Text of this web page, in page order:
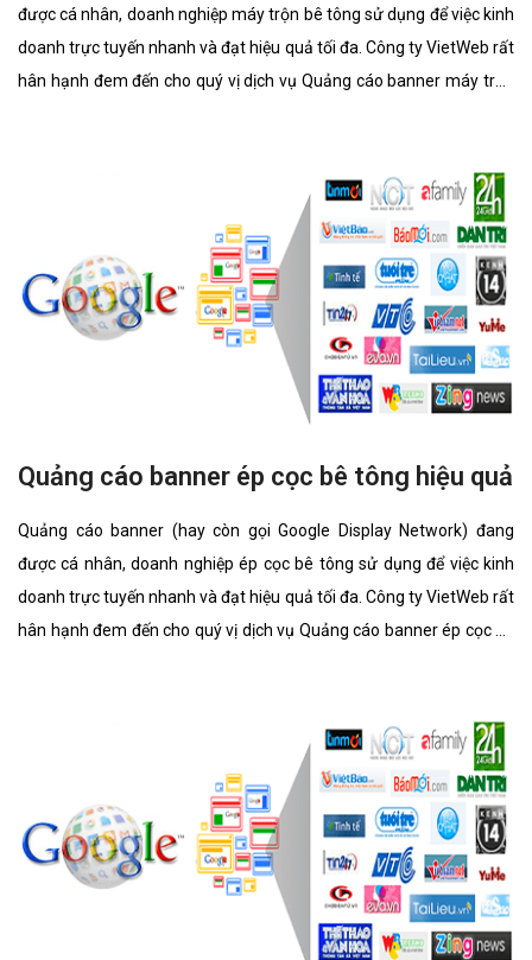
được cá nhân, doanh nghiệp máy trộn bê tông sử dụng để việc kinh
doanh trực tuyến nhanh và đạt hiệu quả tối đa. Công ty VietWeb rất
hân hạnh đem đến cho quý vị dịch vụ Quảng cáo banner máy trộn
Quảng cáo banner ép cọc bê tông hiệu quả
Quảng cáo banner (hay còn gọi Google Display Network) đang
được cá nhân, doanh nghiệp ép cọc bê tông sử dụng để việc kinh
doanh trực tuyến nhanh và đạt hiệu quả tối đa. Công ty VietWeb rất
hân hạnh đem đến cho quý vị dịch vụ Quảng cáo banner ép cọc bê